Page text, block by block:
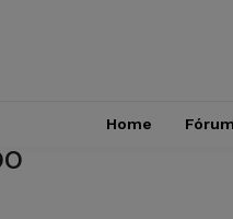
Home Fórum